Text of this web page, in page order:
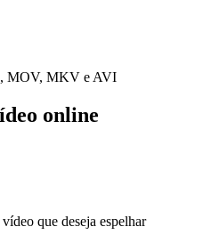
MOV, MKV e AVI
online
que deseja espelhar